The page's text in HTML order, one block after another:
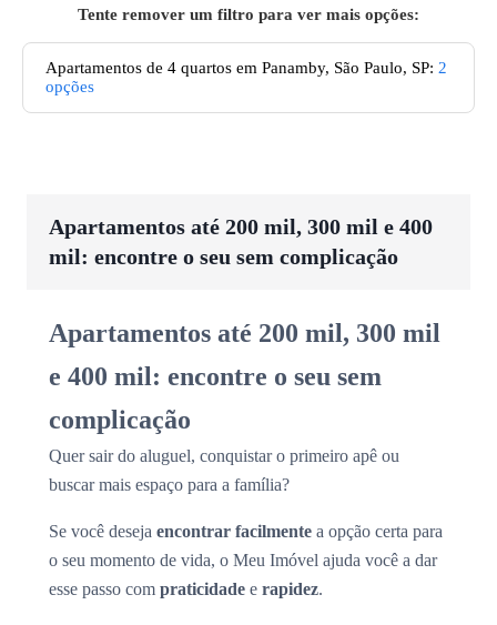
Tente remover um filtro para ver mais opções:
Apartamentos de 4 quartos em Panamby, São Paulo, SP: 2
opções
Apartamentos até 200 mil, 300 mil e 400
mil: encontre o seu sem complicação
Apartamentos até 200 mil, 300 mil
e 400 mil: encontre o seu sem
complicação
Quer sair do aluguel, conquistar o primeiro apê ou
buscar mais espaço para a família?
Se você deseja encontrar facilmente a opção certa para
o seu momento de vida, o Meu Imóvel ajuda você a dar
esse passo com praticidade e rapidez.